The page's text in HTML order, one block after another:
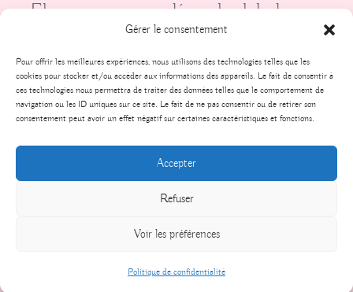
Gérer le consentement
Pour offrir les meilleures expériences, nous utilisons des technologies telles que les
cookies pour stocker et/ou accéder aux informations des appareils. Le fait de consentir à
ces technologies nous permettra de traiter des données telles que le comportement de
navigation ou les ID uniques sur ce site. Le fait de ne pas consentir ou de retirer son
consentement peut avoir un effet négatif sur certaines caractéristiques et fonctions.
Accepter
Refuser
Voir les préférences
Politique de confidentialité
Elevage recommandé par le club de race
UCFAS
Tous droits réservés, - Élevage de la Gardienne
des Ombres - 2025 -
confidentialité